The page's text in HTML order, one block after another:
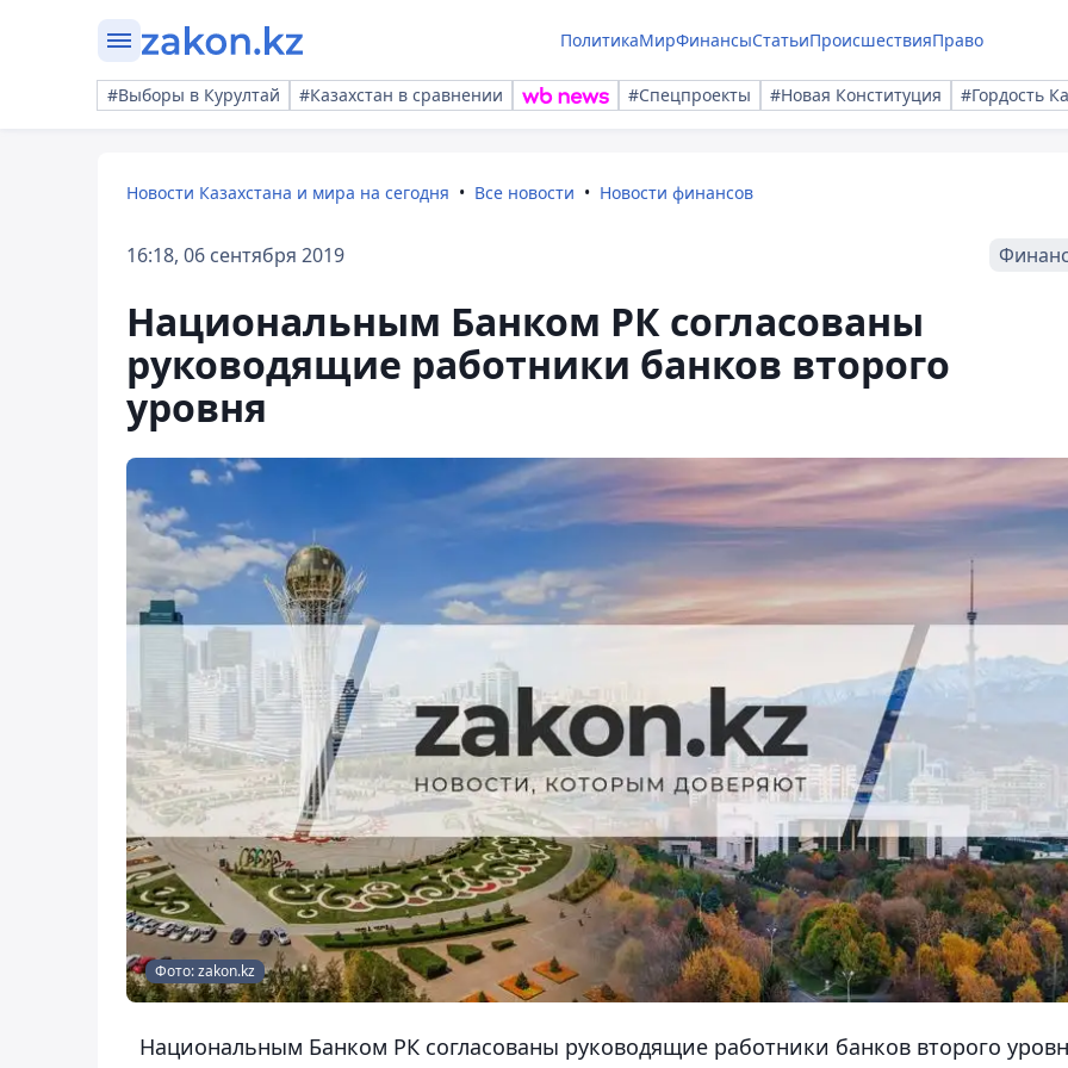
ПолитикаМирФинансыСтатьиПроисшествияПраво
#Выборы в Курултай #Казахстан в сравнении #Спецпроекты #Новая Конституция #Гордость
Новости Казахстана и мира на сегодня Все новости Новости финансов
16:18, 06 сентября 2019
Национальным Банком РК согласованы
руководящие работники банков второго
уровня
Фото: zakon.kz
Национальным Банком РК согласованы руководящие работники банков второго